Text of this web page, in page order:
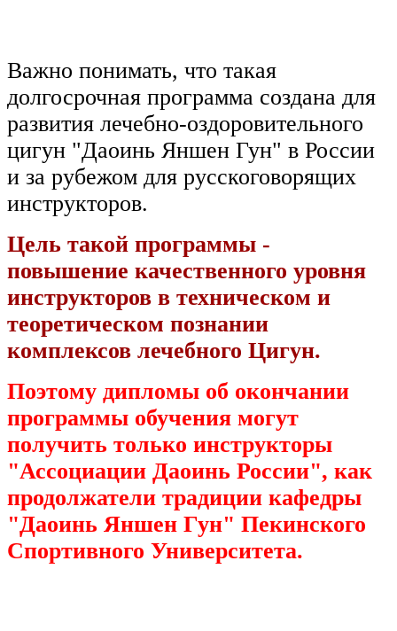
Важно понимать, что такая
долгосрочная программа создана для
развития лечебно-оздоровительного
цигун "Даоинь Яншен Гун" в России
и за рубежом для русскоговорящих
инструкторов.
Цель такой программы -
повышение качественного уровня
инструкторов в техническом и
теоретическом познании
комплексов лечебного Цигун.
Поэтому дипломы об окончании
программы обучения могут
получить только инструкторы
"Ассоциации Даоинь России", как
продолжатели традиции кафедры
"Даоинь Яншен Гун" Пекинского
Спортивного Университета.